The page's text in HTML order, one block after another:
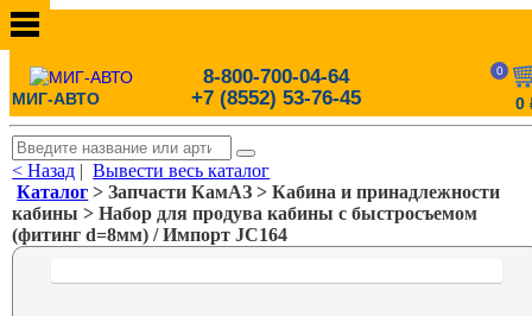
МИГ-АВТО
8-800-700-04-64
+7 (8552) 53-76-45
0
0
< Назад |Вывести весь каталог
Каталог > Запчасти КамАЗ > Кабина и принадлежности
кабины > Набор для продува кабины с быстросъемом
(фитинг d=8мм) / Импорт JC164